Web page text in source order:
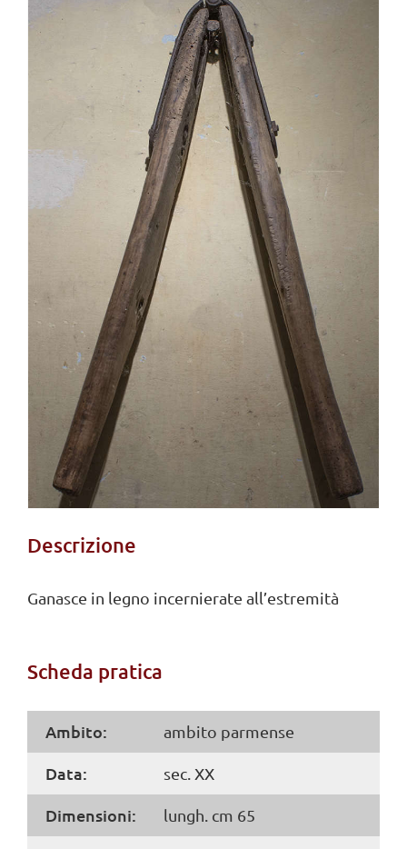
Larger
Descrizione
Ganasce in legno incernierate all’estremità
Scheda pratica
Ambito: ambito parmense
Data: sec. XX
Dimensioni: lungh. cm 65